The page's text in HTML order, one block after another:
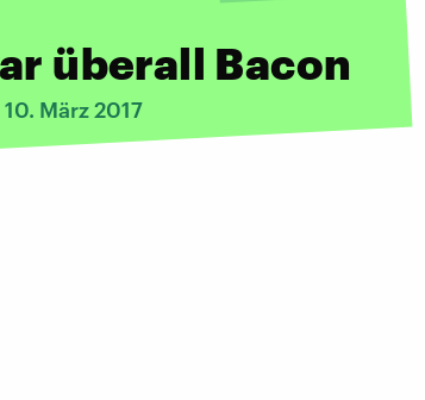
überall Bacon
März 2017